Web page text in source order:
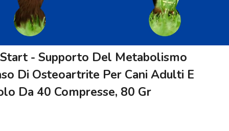
- Supporto Del Metabolismo
Di Osteoartrite Per Cani Adulti E
Da 40 Compresse, 80 Gr